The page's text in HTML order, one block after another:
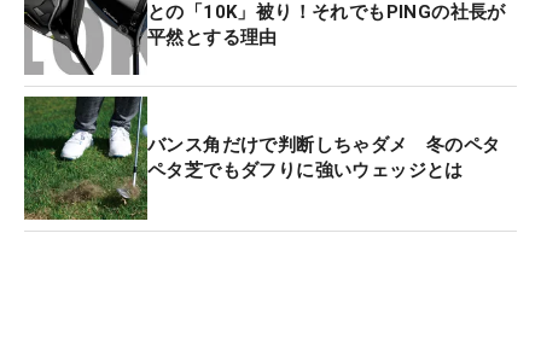
との「10K」被り！それでもPINGの社長が
平然とする理由
バンス角だけで判断しちゃダメ 冬のペタ
ペタ芝でもダフりに強いウェッジとは